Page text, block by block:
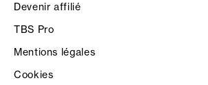
Devenir affilié
TBS Pro
Mentions légales
Cookies